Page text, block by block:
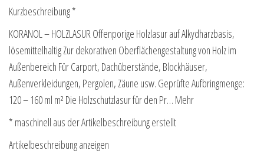
Kurzbeschreibung *
KORANOL – HOLZLASUR Offenporige Holzlasur auf Alkydharzbasis,
lösemittelhaltig Zur dekorativen Oberflächengestaltung von Holz im
Außenbereich Für Carport, Dachüberstände, Blockhäuser,
Außenverkleidungen, Pergolen, Zäune usw. Geprüfte Aufbringmenge:
120 – 160 ml m² Die Holzschutzlasur für den Pr… Mehr
* maschinell aus der Artikelbeschreibung erstellt
Artikelbeschreibung anzeigen